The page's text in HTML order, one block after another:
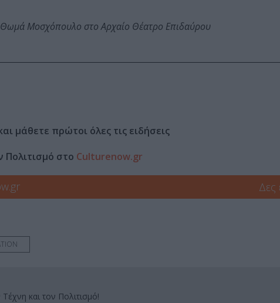
Θωμά Μοσχόπουλο στο Αρχαίο Θέατρο Επιδαύρου
μάθετε πρώτοι όλες τις ειδήσεις
Πολιτισμό στο Culturenow.gr
Δες
και τον Πολιτισμό!